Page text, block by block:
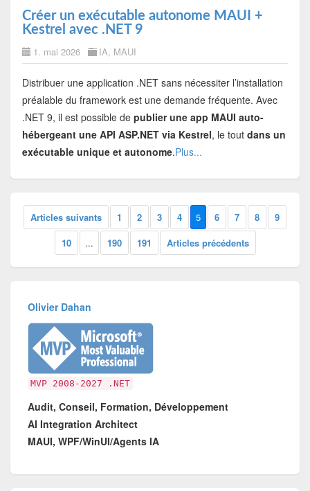
Créer un exécutable autonome MAUI +
Kestrel avec .NET 9
1. mai 2026 IA, MAUI
Distribuer une application .NET sans nécessiter l’installation
préalable du framework est une demande fréquente. Avec
.NET 9, il est possible de publier une app MAUI auto-
hébergeant une API ASP.NET via Kestrel, le tout dans un
exécutable unique et autonome.Plus...
Articles suivants 1 2 3 4 5 6 7 8
9
10
... 190 191 Articles précédents
Olivier Dahan
MVP 2008-2027 .NET
Audit, Conseil, Formation, Développement
AI Integration Architect
MAUI, WPF/WinUI/Agents IA